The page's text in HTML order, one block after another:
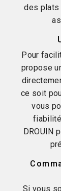
des plats
Pour
propose
ce soit
vous
DROUIN
Si vous